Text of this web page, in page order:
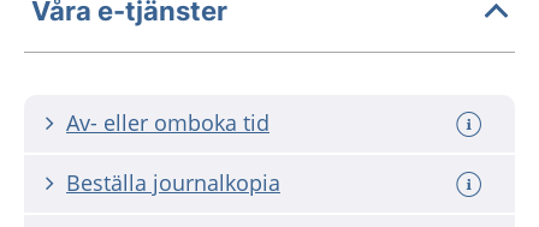
Våra e-tjänster
Av- eller omboka tid
Beställa journalkopia